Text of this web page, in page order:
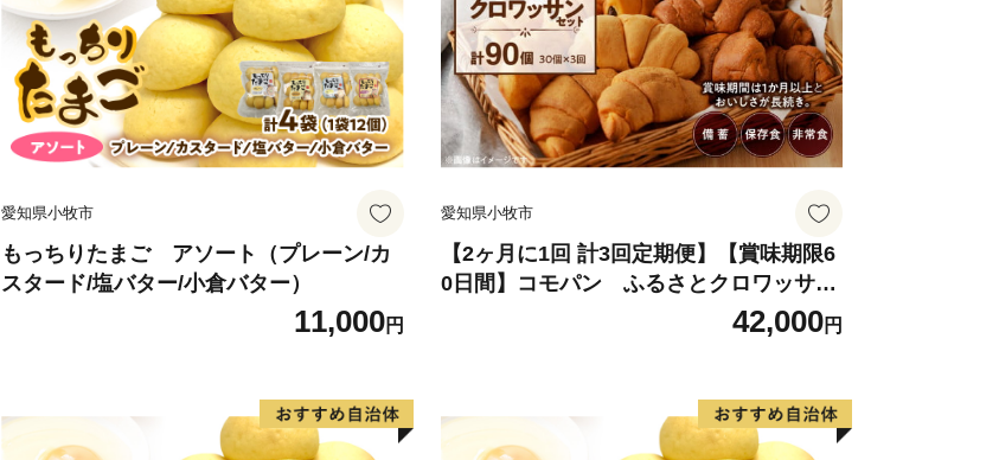
伊予市の西部の海岸線沿いを中心に広がる双海町は、「しずむ夕日
が立ち止まる町」として、伊予灘に沈む美しい夕日を活かしたまち
づくりに取り組んできました。水産業が盛んな地域で、中でも下灘
漁港で水揚げされるハモが有名です。他にタイ、サワラ、マナガツ
オ、イワシなどの様々な魚介類が水揚げされています。双海町には
して知られ、度々テレビで紹介される有名観光地となった下灘駅が
あり、夏を中心として多くの方でにぎわっています。
三者三様の風土、文化が融和する伊予市にぜひ一度お越しくださ
愛知県小牧市
もっちりたまご アソート（プレーン/カ
スタード/塩バター/小倉バター）
11,000円
愛知県小牧市
【2ヶ月に1回 計3回定期便】【賞味期限6
0日間】コモパン ふるさとクロワッサン
セット（計90個）／災害用備蓄 保存食 非
42,000円